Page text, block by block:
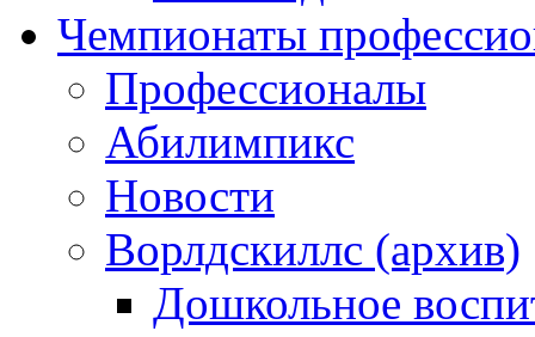
Чемпионаты
Профессионалы
Абилимпикс
Новости
Ворлдскиллс (архив)
Дошкольное